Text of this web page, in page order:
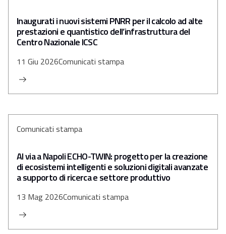
Inaugurati i nuovi sistemi PNRR per il calcolo ad alte
prestazioni e quantistico dell’infrastruttura del
Centro Nazionale ICSC
11 Giu 2026Comunicati stampa
Comunicati stampa
Al via a Napoli ECHO-TWIN: progetto per la creazione
di ecosistemi intelligenti e soluzioni digitali avanzate
a supporto di ricerca e settore produttivo
13 Mag 2026Comunicati stampa